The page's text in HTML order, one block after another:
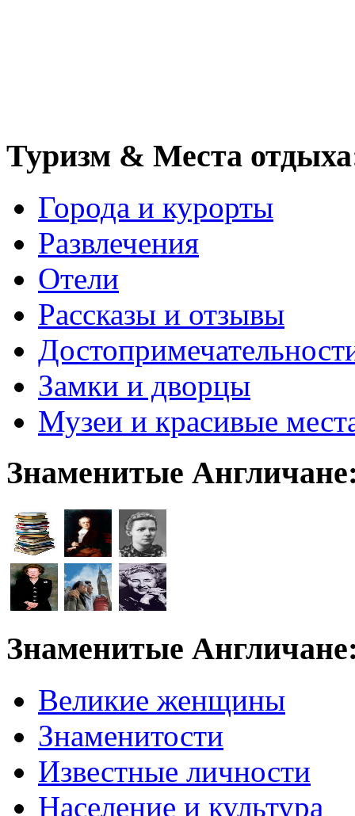
Туризм & Места
Города и курорты
Развлечения
Отели
Рассказы и отзывы
Замки и дворцы
Музеи и красивые
Знаменитые
Знаменитые
Великие женщины
Знаменитости
Известные личности
Население и культура